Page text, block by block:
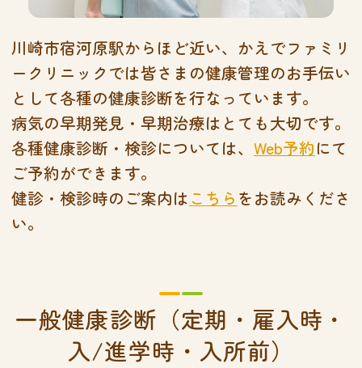
川崎市宿河原駅からほど近い、かえでファミリ
ークリニックでは皆さまの健康管理のお手伝い
として各種の健康診断を行なっています。
病気の早期発見・早期治療はとても大切です。
各種健康診断・検診については、 Web予約にて
ご予約ができます。
健診・検診時のご案内は こちら をお読みくださ
い。
一般健康診断（定期・雇入時・
入/進学時・入所前）